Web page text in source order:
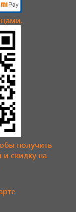
получить
и скидку на